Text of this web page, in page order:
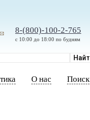
8-(800)-100-2-765
с 10:00 до 18:00 по будням
О нас Поиск